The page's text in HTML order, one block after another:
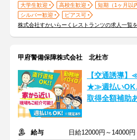
大学生歓迎 高校生歓迎
短期（1ヶ月以
シルバー歓迎
ピアス可
株式会社すかいらーくレストランツの求人一覧
甲府警備保障株式会社 北杜市
【交通誘導
★≫週払い
取得全額補助
給与
日給12000円～14000